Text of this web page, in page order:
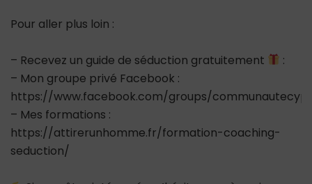
Pour aller plus loin :
– Recevez un guide de séduction gratuitement
:
– Mon groupe privé Facebook :
https://www.facebook.com/groups/
– Mes formations :
https://attirerunhomme.fr/formation-coaching-
seduction/